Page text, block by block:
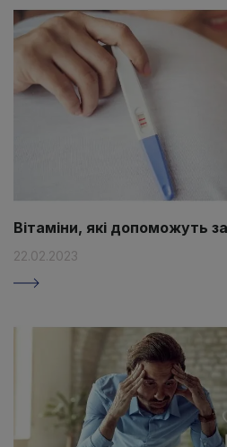
Вітаміни, які допоможуть
22.02.2023